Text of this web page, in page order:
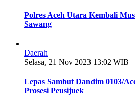
Polres Aceh Utara Kembali
Sawang
Daerah
Selasa, 21 Nov 2023 13:02 WIB
Lepas Sambut Dandim 0103/
Prosesi Peusijuek